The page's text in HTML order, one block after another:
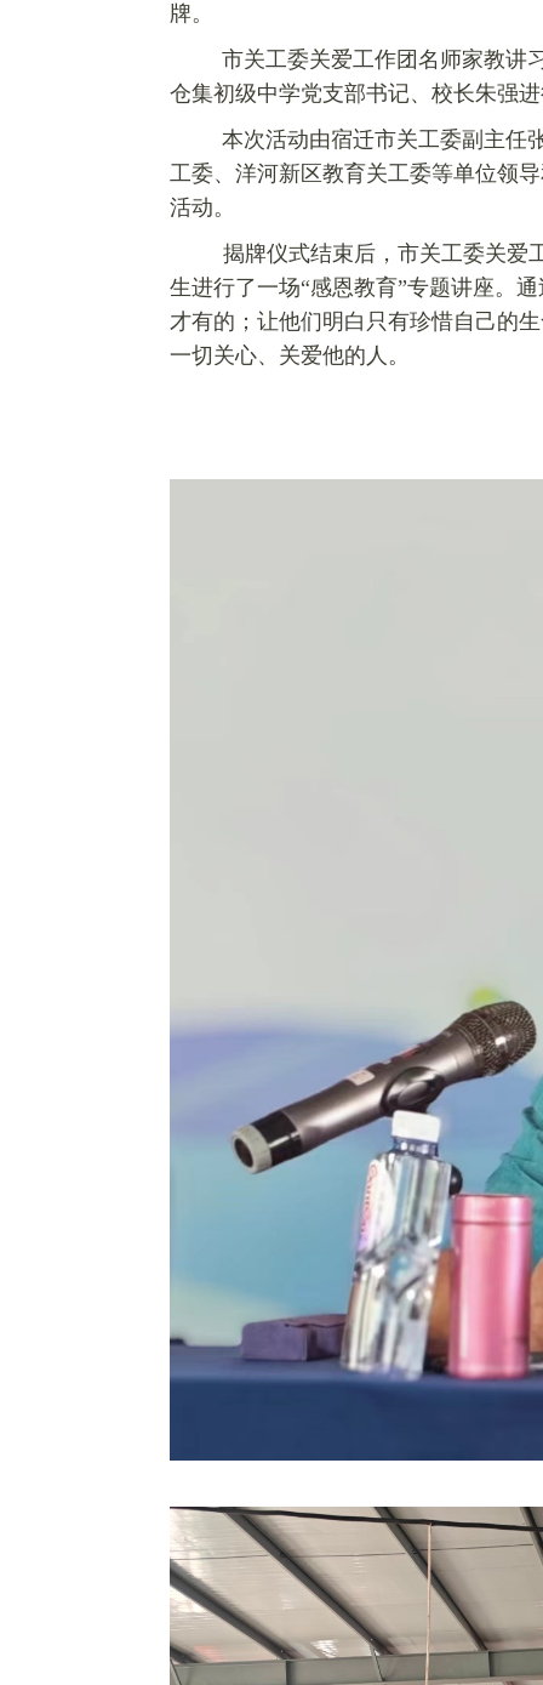
牌。
市关工委关爱工作团名师家教讲
仓集初级中学党支部书记、校长朱强
本次活动由宿迁市关工委副主任
工委、洋河新区教育关工委等单位领
活动。
揭牌仪式结束后， 市关工委关爱
生进行了一场“感恩教育”专题讲座。
才有的；让他们明白只有珍惜自己的
一切关心、关爱他的人。